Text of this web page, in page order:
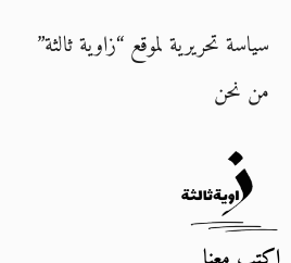
سياسة تحريرية لموقع “زاوية ثالثة”
من نحن